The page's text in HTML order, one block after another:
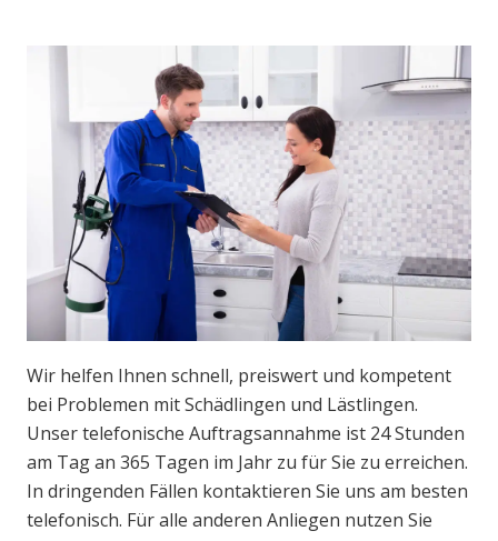
Wir helfen Ihnen schnell, preiswert und kompetent
bei Problemen mit Schädlingen und Lästlingen.
Unser telefonische Auftragsannahme ist 24 Stunden
am Tag an 365 Tagen im Jahr zu für Sie zu erreichen.
In dringenden Fällen kontaktieren Sie uns am besten
telefonisch. Für alle anderen Anliegen nutzen Sie